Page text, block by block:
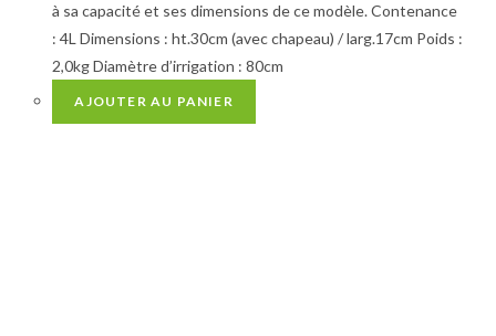
à sa capacité et ses dimensions de ce modèle. Contenance
: 4L Dimensions : ht.30cm (avec chapeau) / larg.17cm Poids :
2,0kg Diamètre d’irrigation : 80cm
AJOUTER AU PANIER